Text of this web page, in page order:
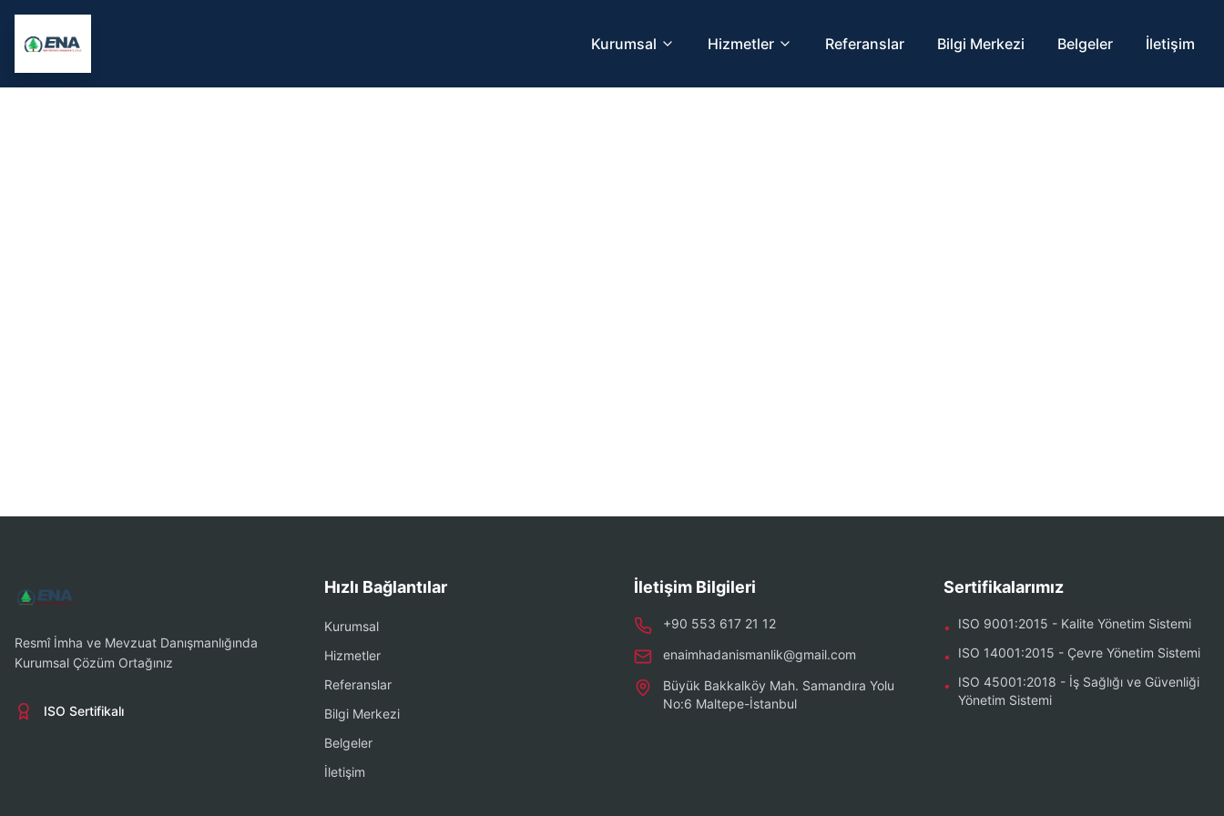
Kurumsal Hizmetler Referanslar Bilgi Merkezi Belgeler İletişim
Resmî İmha ve Mevzuat Danışmanlığında
Kurumsal Çözüm Ortağınız
ISO Sertifikalı
Hızlı Bağlantılar
Kurumsal
Hizmetler
Referanslar
Bilgi Merkezi
Belgeler
İletişim
İletişim Bilgileri
+90 553 617 21 12
enaimhadanismanlik@gmail.com
Büyük Bakkalköy Mah. Samandıra Yolu
No:6 Maltepe-İstanbul
Sertifikalarımız
• ISO 9001:2015 - Kalite Yönetim Sistemi
• ISO 14001:2015 - Çevre Yönetim Sistemi
•
ISO 45001:2018 - İş Sağlığı ve Güvenliği
Yönetim Sistemi